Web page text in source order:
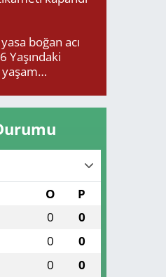
boğan acı
Yaşındaki
O P
0 0
0 0
0 0